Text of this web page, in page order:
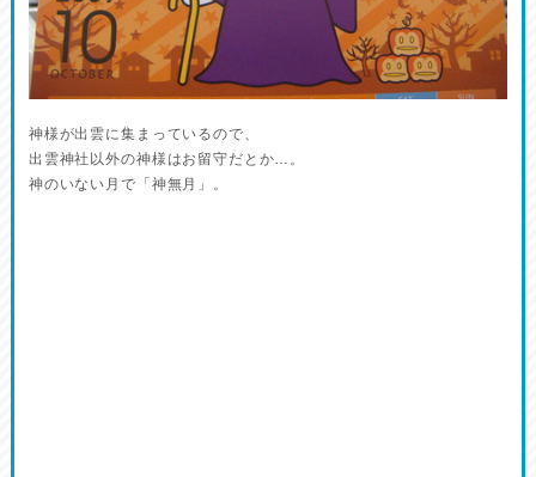
神様が出雲に集まっているので、
出雲神社以外の神様はお留守だとか…。
神のいない月で「神無月」。